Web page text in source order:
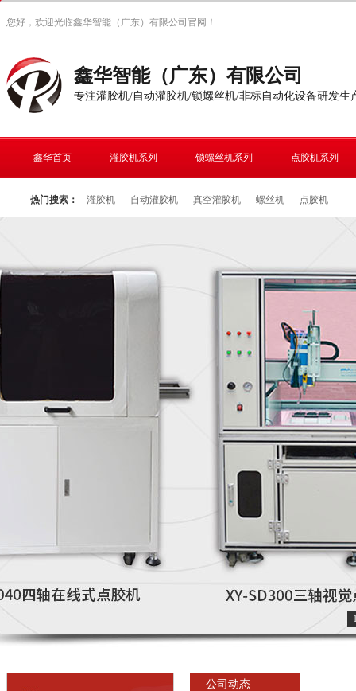
您好，欢迎光临鑫华智能（广东）有限公司官网！
鑫华智能（广东）有限公司
专注灌胶机/自动灌胶机/锁螺丝机/非标自动化设备研发生
鑫华首页 灌胶机系列 锁螺丝机系列 点胶机系列
热门搜索： 灌胶机 自动灌胶机 真空灌胶机 螺丝机 点胶机
公司动态